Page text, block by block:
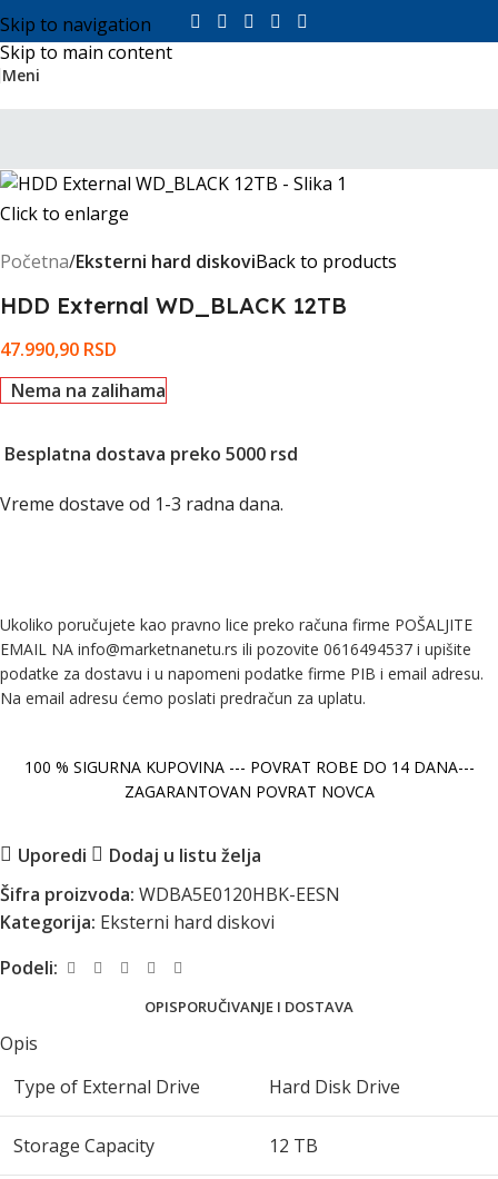
Skip to navigation
Skip to main content
Meni
Click to enlarge
Početna Eksterni hard diskoviBack to products
HDD External WD_BLACK 12TB
47.990,90 RSD
Nema na zalihama
Besplatna dostava preko 5000 rsd
Vreme dostave od 1-3 radna dana.
Ukoliko poručujete kao pravno lice preko računa firme POŠALJITE
EMAIL NA info@marketnanetu.rs ili pozovite 0616494537 i upišite
podatke za dostavu i u napomeni podatke firme PIB i email adresu.
Na email adresu ćemo poslati predračun za uplatu.
100 % SIGURNA KUPOVINA --- POVRAT ROBE DO 14 DANA---
ZAGARANTOVAN POVRAT NOVCA
Uporedi
Dodaj u listu želja
Šifra proizvoda: WDBA5E0120HBK-EESN
Kategorija: Eksterni hard diskovi
Podeli:
OPISPORUČIVANJE I DOSTAVA
Opis
Type of External Drive
Hard Disk Drive
Storage Capacity 12 TB